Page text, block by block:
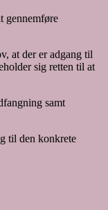
gennemføre
at der er adgang til
sig retten til at
samt
til den konkrete